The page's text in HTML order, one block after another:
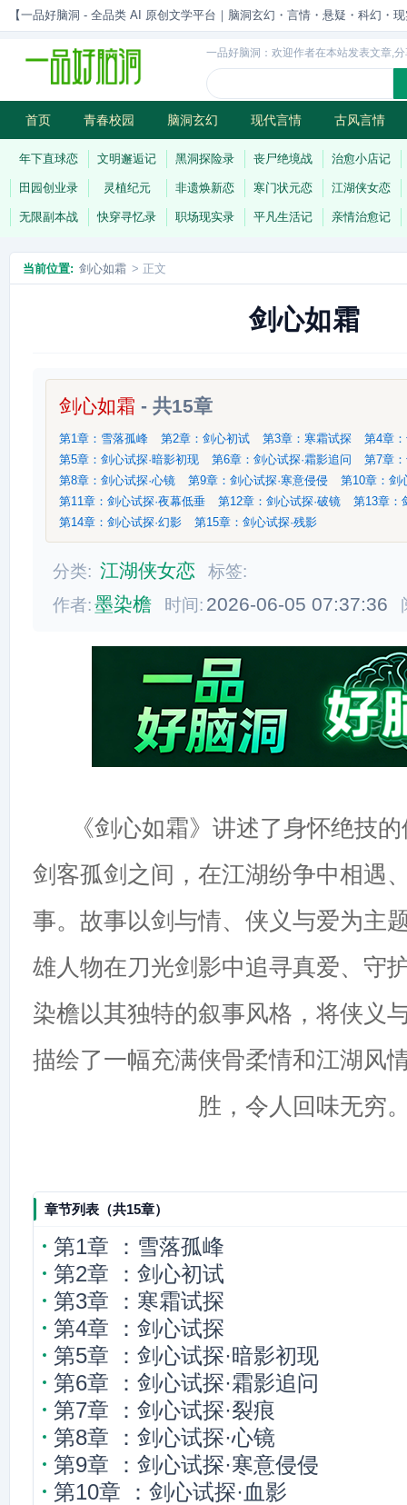
【一品好脑洞 - 全品类 AI 原创文学平台｜脑洞玄幻・言情・悬疑・科幻・
一品好脑洞：欢迎作者在本站发表文章,
首页 青春校园 脑洞玄幻 现代言情 古风言情
历史权谋 武侠江湖 灵异志怪 连载
年下直球恋 文明邂逅记 黑洞探险录 丧尸绝境战 治愈小店记
田园创业录 灵植纪元 非遗焕新恋 寒门状元恋 江湖侠女恋
无限副本战 快穿寻忆录 职场现实录 平凡生活记 亲情治愈记
当前位置: 剑心如霜 > 正文
剑心如霜
剑心如霜 - 共15章
第1章：雪落孤峰 第2章：剑心初试 第3章：寒霜试探
第4章
第5章：剑心试探·暗影初现
第6章：剑心试探·霜影追问
第7章
第8章：剑心试探·心镜
第9章：剑心试探·寒意侵侵
第10章：剑
第11章：剑心试探·夜幕低垂
第12章：剑心试探·破镜
第13章：
第14章：剑心试探·幻影
第15章：剑心试探·残影
分类: 江湖侠女恋
标签:
作者:墨染檐 时间: 2026-06-05 07:37:36
《剑心如霜》讲述了身怀绝技
剑客孤剑之间，在江湖纷争中相遇
事。故事以剑与情、侠义与爱为主
雄人物在刀光剑影中追寻真爱、守
染檐以其独特的叙事风格，将侠义
描绘了一幅充满侠骨柔情和江湖风
胜，令人回味无穷
章节列表（共15章）
第1章 ：雪落孤峰
第2章 ：剑心初试
第3章 ：寒霜试探
第4章 ：剑心试探
第5章 ：剑心试探·暗影初现
第6章 ：剑心试探·霜影追问
第7章 ：剑心试探·裂痕
第8章 ：剑心试探·心镜
第9章 ：剑心试探·寒意侵侵
第10章 ：剑心试探·血影